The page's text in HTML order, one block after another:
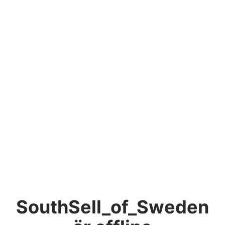
SouthSell_of_Sweden